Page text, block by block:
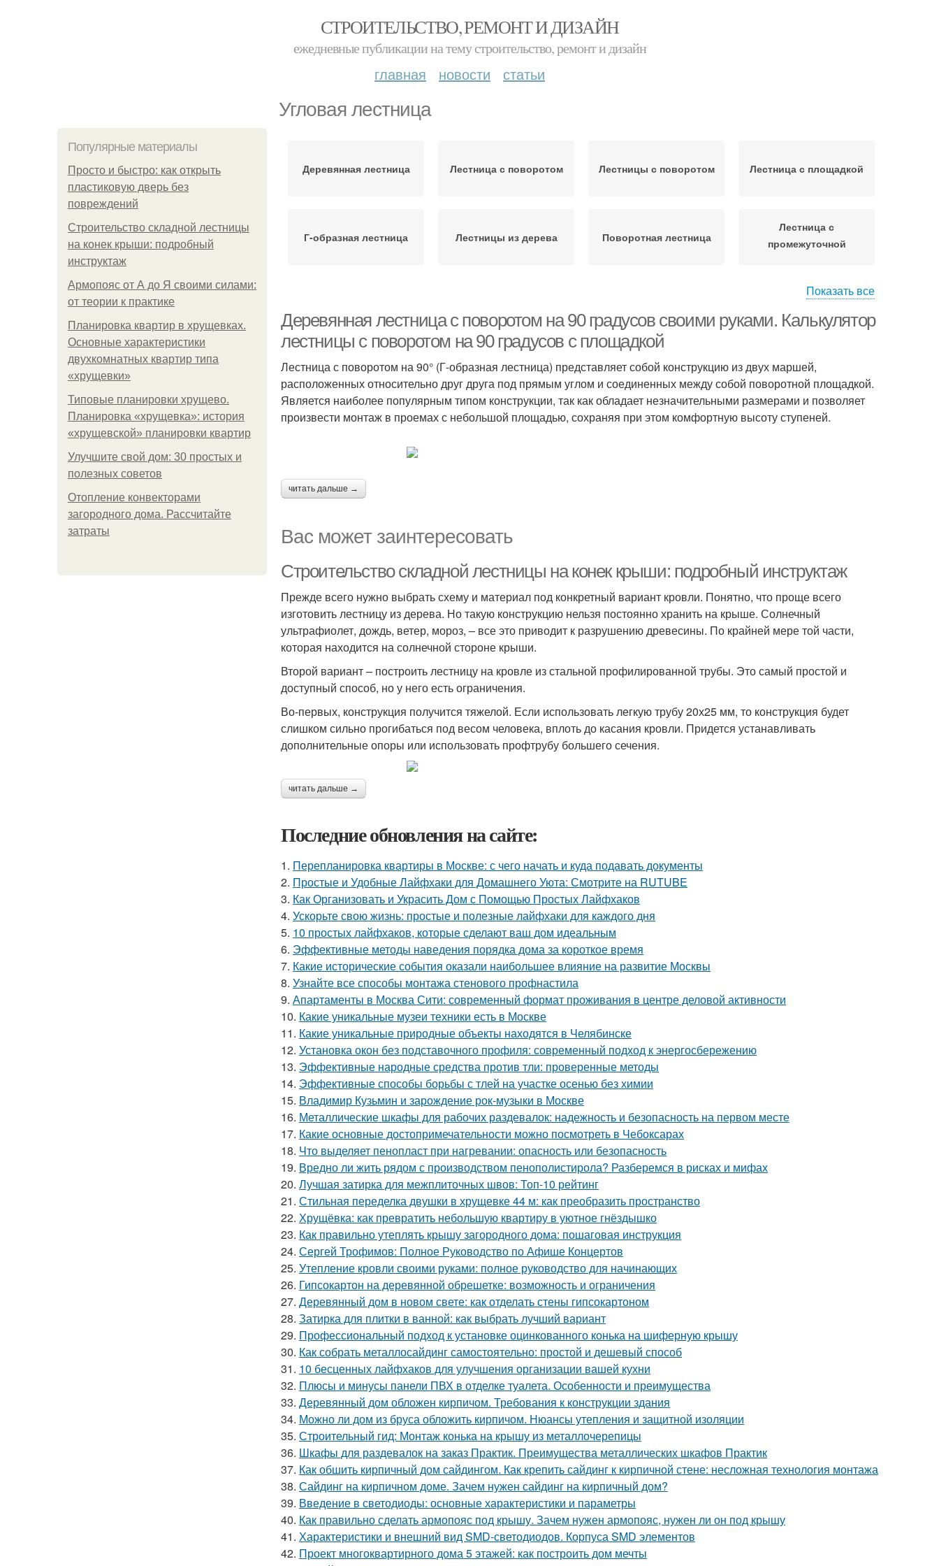
СТРОИТЕЛЬСТВО, РЕМОНТ И ДИЗАЙН
ежедневные публикации на тему строительство, ремонт и дизайн
главная новости статьи
Угловая лестница
Популярные материалы
Просто и быстро: как открыть
пластиковую дверь без
повреждений
Строительство складной лестницы
на конек крыши: подробный
инструктаж
Армопояс от А до Я своими силами:
от теории к практике
Планировка квартир в хрущевках.
Основные характеристики
двухкомнатных квартир типа
«хрущевки»
Типовые планировки хрущево.
Планировка «хрущевка»: история
«хрущевской» планировки квартир
Улучшите свой дом: 30 простых и
полезных советов
Отопление конвекторами
загородного дома. Рассчитайте
затраты
Деревянная лестница Лестница с поворотом Лестницы с поворотом Лестница с площадкой
Г-образная лестница Лестницы из дерева Поворотная лестница
Лестница с
промежуточной
поворотным лестницам
Лестница с забежными
ступенями
Показать все
Деревянная лестница с поворотом на 90 градусов своими руками. Калькулятор
лестницы с поворотом на 90 градусов с площадкой
Лестница с поворотом на 90° (Г-образная лестница) представляет собой конструкцию из двух маршей,
расположенных относительно друг друга под прямым углом и соединенных между собой поворотной площадкой.
Является наиболее популярным типом конструкции, так как обладает незначительными размерами и позволяет
произвести монтаж в проемах с небольшой площадью, сохраняя при этом комфортную высоту ступеней.
читать дальше →
Вас может заинтересовать
Строительство складной лестницы на конек крыши: подробный инструктаж
Прежде всего нужно выбрать схему и материал под конкретный вариант кровли. Понятно, что проще всего
изготовить лестницу из дерева. Но такую конструкцию нельзя постоянно хранить на крыше. Солнечный
ультрафиолет, дождь, ветер, мороз, – все это приводит к разрушению древесины. По крайней мере той части,
которая находится на солнечной стороне крыши.
Второй вариант – построить лестницу на кровле из стальной профилированной трубы. Это самый простой и
доступный способ, но у него есть ограничения.
Во-первых, конструкция получится тяжелой. Если использовать легкую трубу 20х25 мм, то конструкция будет
слишком сильно прогибаться под весом человека, вплоть до касания кровли. Придется устанавливать
дополнительные опоры или использовать профтрубу большего сечения.
читать дальше →
Последние обновления на сайте:
1. Перепланировка квартиры в Москве: с чего начать и куда подавать документы
2. Простые и Удобные Лайфхаки для Домашнего Уюта: Смотрите на RUTUBE
3. Как Организовать и Украсить Дом с Помощью Простых Лайфхаков
4. Ускорьте свою жизнь: простые и полезные лайфхаки для каждого дня
5. 10 простых лайфхаков, которые сделают ваш дом идеальным
6. Эффективные методы наведения порядка дома за короткое время
7. Какие исторические события оказали наибольшее влияние на развитие Москвы
8. Узнайте все способы монтажа стенового профнастила
9. Апартаменты в Москва Сити: современный формат проживания в центре деловой активности
10. Какие уникальные музеи техники есть в Москве
11. Какие уникальные природные объекты находятся в Челябинске
12. Установка окон без подставочного профиля: современный подход к энергосбережению
13. Эффективные народные средства против тли: проверенные методы
14. Эффективные способы борьбы с тлей на участке осенью без химии
15. Владимир Кузьмин и зарождение рок-музыки в Москве
16. Металлические шкафы для рабочих раздевалок: надежность и безопасность на первом месте
17. Какие основные достопримечательности можно посмотреть в Чебоксарах
18. Что выделяет пенопласт при нагревании: опасность или безопасность
19. Вредно ли жить рядом с производством пенополистирола? Разберемся в рисках и мифах
20. Лучшая затирка для межплиточных швов: Топ-10 рейтинг
21. Стильная переделка двушки в хрущевке 44 м: как преобразить пространство
22. Хрущёвка: как превратить небольшую квартиру в уютное гнёздышко
23. Как правильно утеплять крышу загородного дома: пошаговая инструкция
24. Сергей Трофимов: Полное Руководство по Афише Концертов
25. Утепление кровли своими руками: полное руководство для начинающих
26. Гипсокартон на деревянной обрешетке: возможность и ограничения
27. Деревянный дом в новом свете: как отделать стены гипсокартоном
28. Затирка для плитки в ванной: как выбрать лучший вариант
29. Профессиональный подход к установке оцинкованного конька на шиферную крышу
30. Как собрать металлосайдинг самостоятельно: простой и дешевый способ
31. 10 бесценных лайфхаков для улучшения организации вашей кухни
32. Плюсы и минусы панели ПВХ в отделке туалета. Особенности и преимущества
33. Деревянный дом обложен кирпичом. Требования к конструкции здания
34. Можно ли дом из бруса обложить кирпичом. Нюансы утепления и защитной изоляции
35. Строительный гид: Монтаж конька на крышу из металлочерепицы
36. Шкафы для раздевалок на заказ Практик. Преимущества металлических шкафов Практик
37. Как обшить кирпичный дом сайдингом. Как крепить сайдинг к кирпичной стене: несложная технология монтажа
38. Сайдинг на кирпичном доме. Зачем нужен сайдинг на кирпичный дом?
39. Введение в светодиоды: основные характеристики и параметры
40. Как правильно сделать армопояс под крышу. Зачем нужен армопояс, нужен ли он под крышу
41. Характеристики и внешний вид SMD-светодиодов. Корпуса SMD элементов
42. Проект многоквартирного дома 5 этажей: как построить дом мечты